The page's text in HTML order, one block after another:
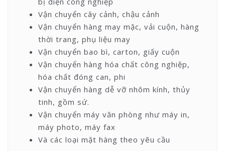
Vận chuyển cây cảnh, chậu cảnh
Vận chuyển hàng may mặc, vải cuộn, hàng
thời trang, phụ liệu may
Vận chuyển bao bì, carton, giấy cuộn
Vận chuyển hàng hóa chất công nghiệp,
hóa chất đóng can, phi
Vận chuyển hàng dễ vỡ nhôm kính, thủy
tinh, gồm sứ.
Vận chuyển máy văn phòng như máy in,
máy photo, máy fax
Và các loại mặt hàng theo yêu cầu